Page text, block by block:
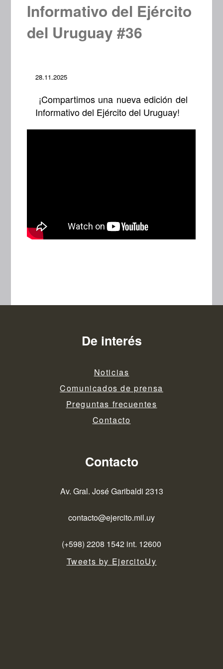
Informativo del Ejército
del Uruguay #36
28.11.2025
¡Compartimos una nueva edición del
Informativo del Ejército del Uruguay!
De interés
Noticias
Comunicados de prensa
Preguntas frecuentes
Contacto
Contacto
Av. Gral. José Garibaldi 2313
contacto@ejercito.mil.uy
(+598) 2208 1542 int. 12600
Tweets by EjercitoUy